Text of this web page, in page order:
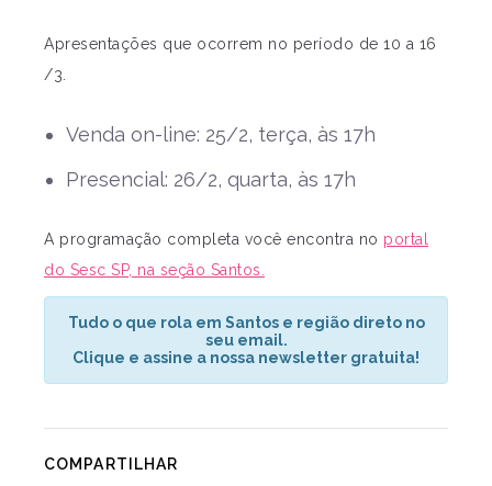
Apresentações que ocorrem no período de 10 a 16
/3.
Venda on-line: 25/2, terça, às 17h
Presencial: 26/2, quarta, às 17h
A programação completa você encontra no portal
do Sesc SP, na seção Santos.
Tudo o que rola em Santos e região direto no
seu email.
Clique e assine a nossa newsletter gratuita!
COMPARTILHAR